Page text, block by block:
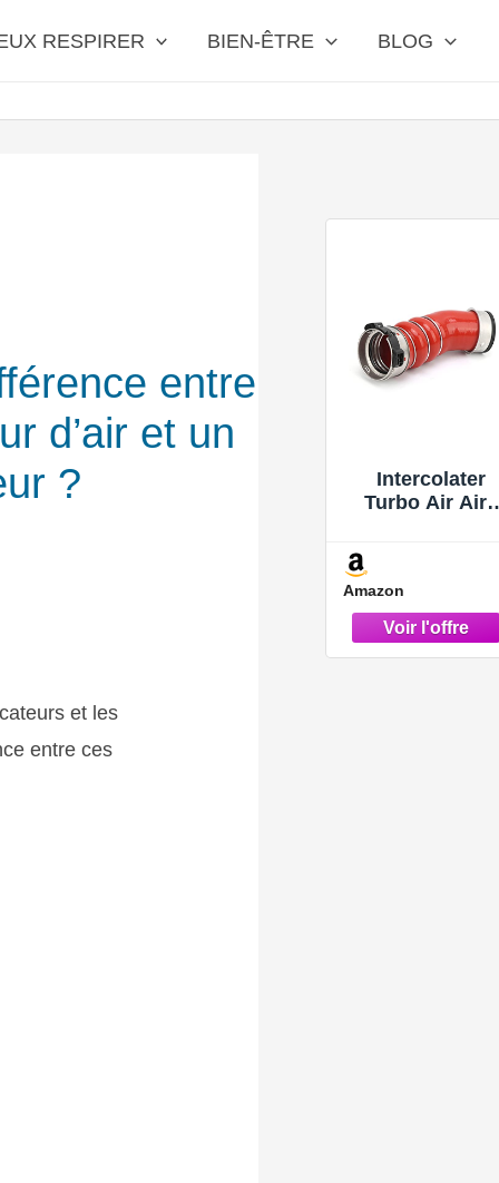
RESPIRER BIEN-ÊTRE BLOG
entre
d’air et un
?
et les
entre ces
Intercolater
Turbo Air Aird
de X5 3.0
2010
Amazon